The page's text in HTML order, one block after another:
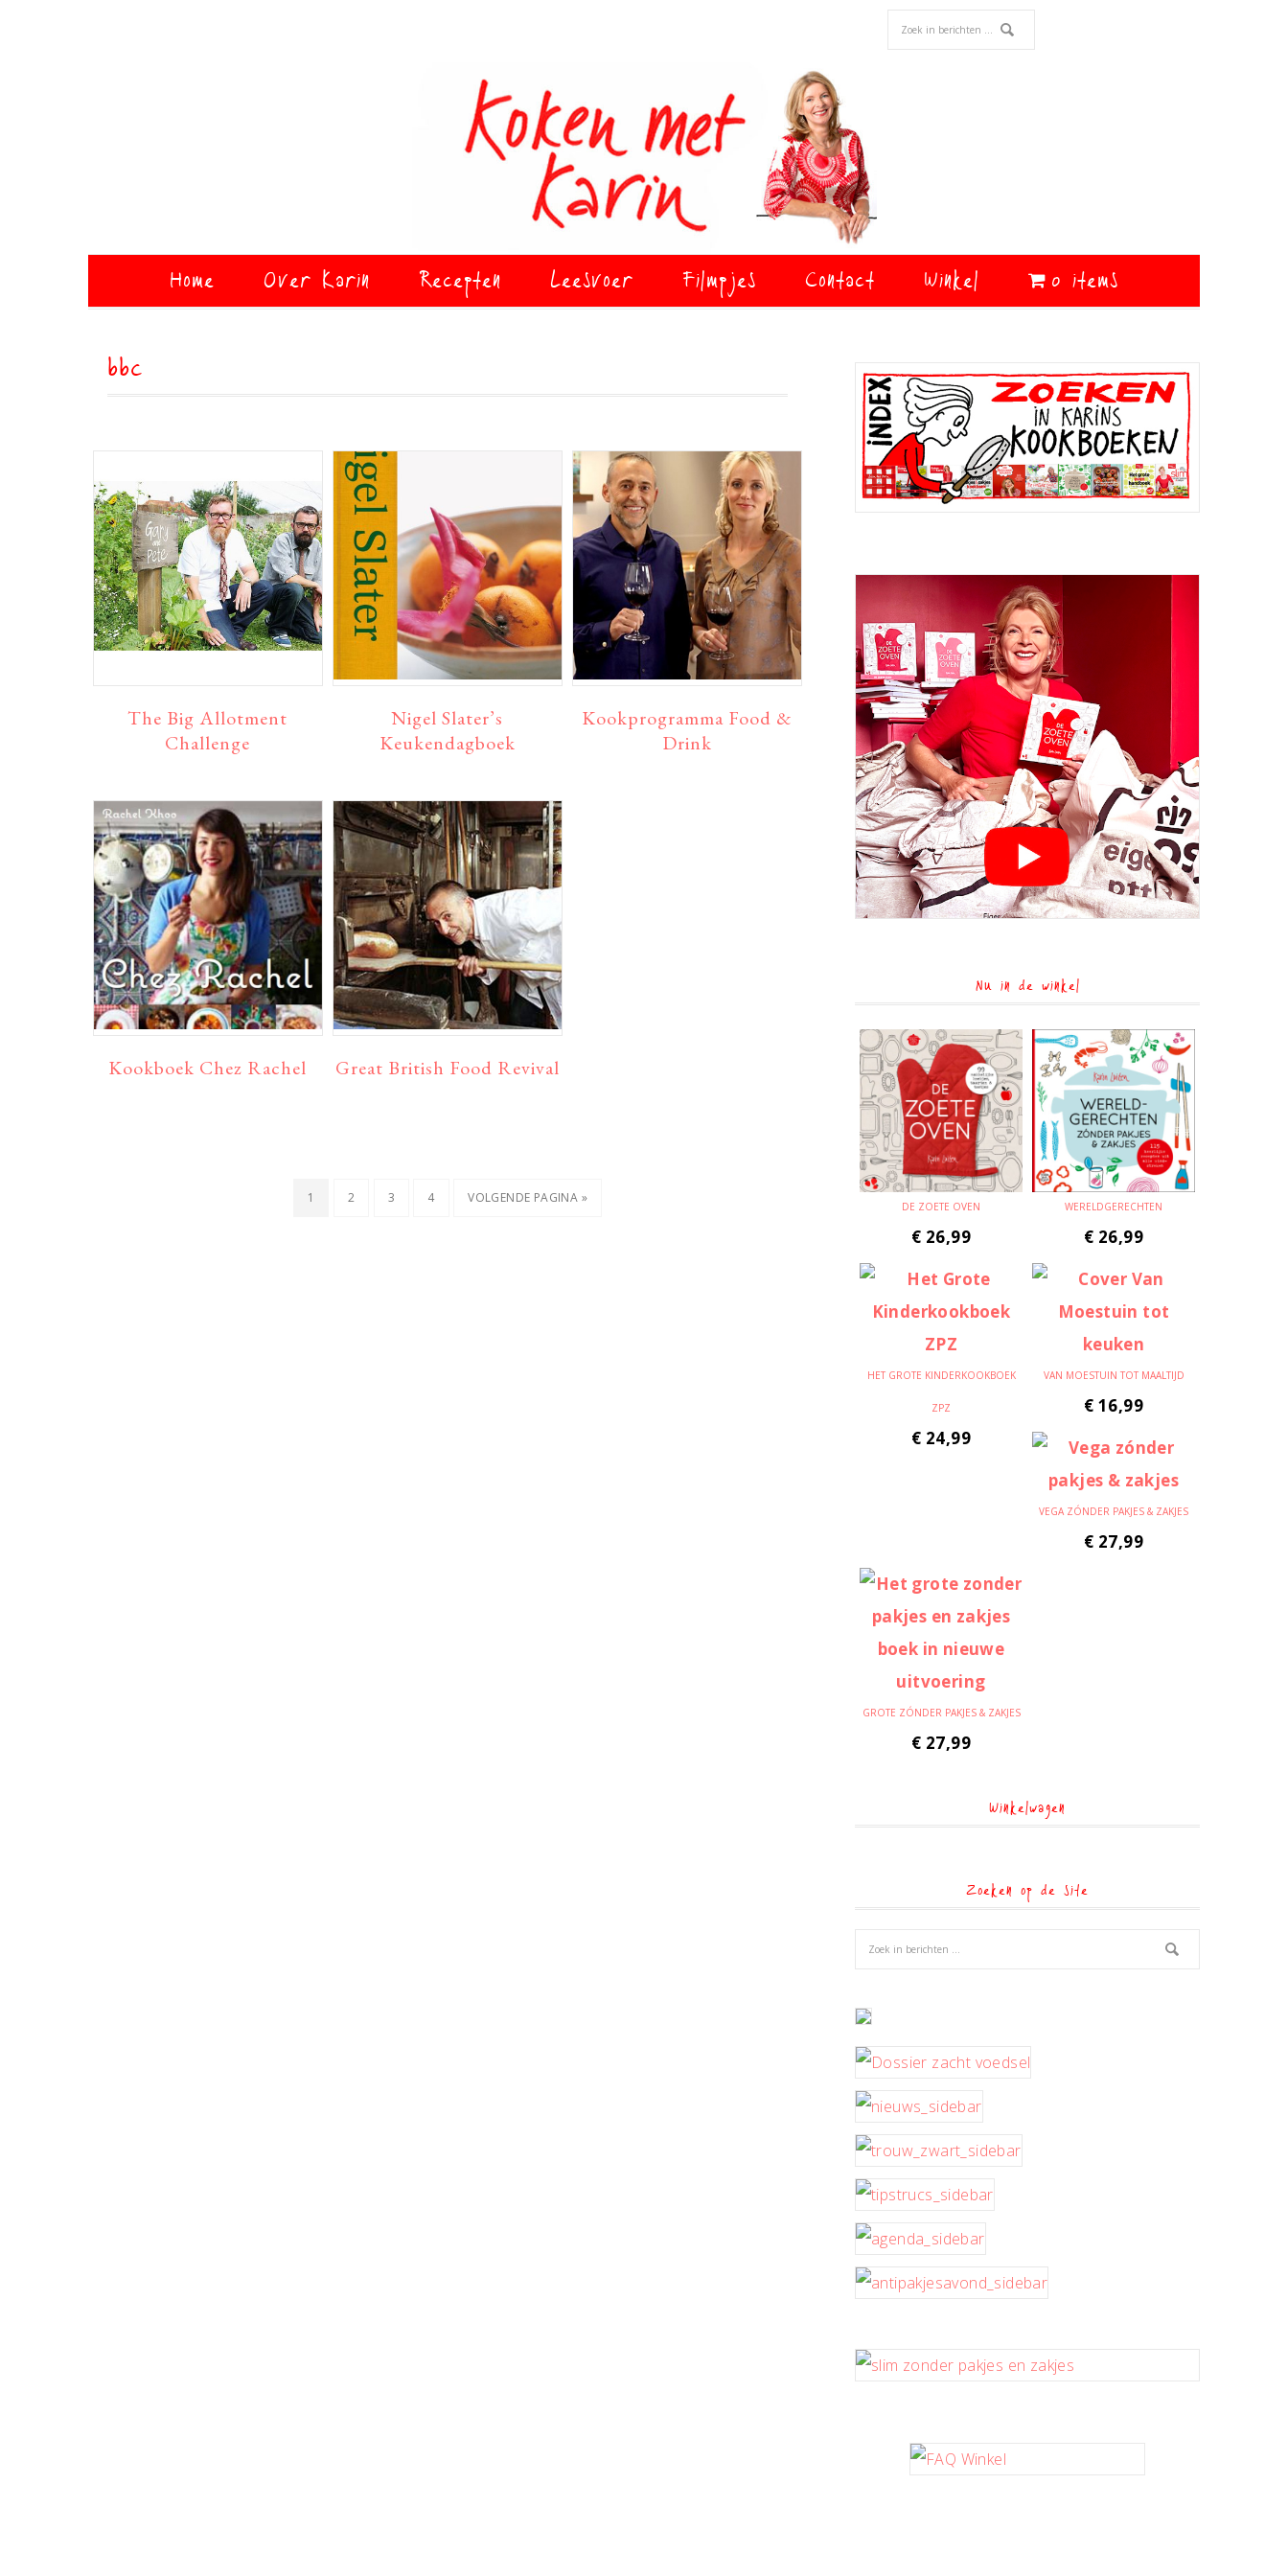
Home Over Karin Recepten Leesvoer Filmpjes Contact Winkel 0 items
bbc
The Big Allotment
Challenge
Nigel Slater’s
Keukendagboek
Kookprogramma Food &
Drink
Kookboek Chez Rachel Great British Food Revival
PAGINA
1 PAGINA
2 PAGINA
3 PAGINA
4
GA
VOLGENDE PAGINA »
Primaire
Sidebar
Nu in de winkel
DE ZOETE OVEN
€ 26,99
WERELDGERECHTEN
€ 26,99
HET GROTE KINDERKOOKBOEK
ZPZ
€ 24,99
VAN MOESTUIN TOT MAALTIJD
€ 16,99
VEGA ZÓNDER PAKJES & ZAKJES
€ 27,99
GROTE ZÓNDER PAKJES & ZAKJES
€ 27,99
Winkelwagen
Zoeken op de site